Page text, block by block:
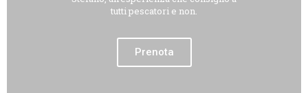
tutti pescatori e non.
Prenota